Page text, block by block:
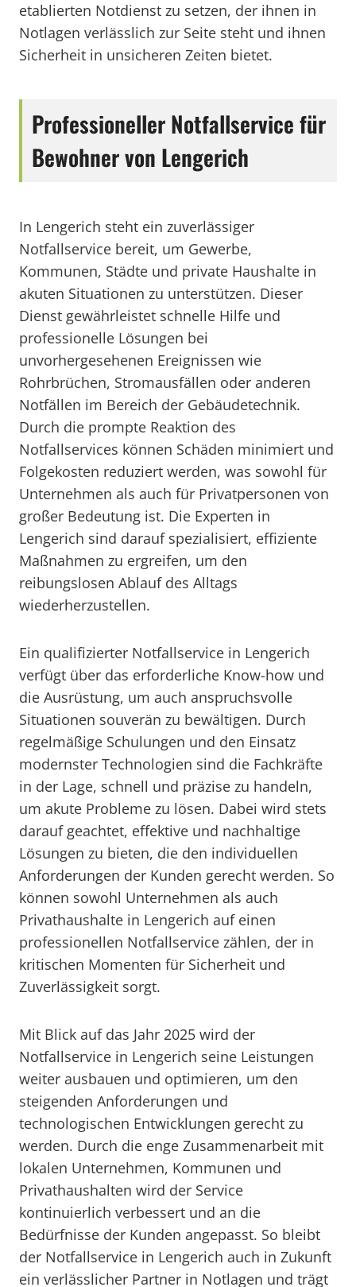
etablierten Notdienst zu setzen, der ihnen in
Notlagen verlässlich zur Seite steht und ihnen
Sicherheit in unsicheren Zeiten bietet.
Professioneller Notfallservice für
Bewohner von Lengerich
In Lengerich steht ein zuverlässiger
Notfallservice bereit, um Gewerbe,
Kommunen, Städte und private Haushalte in
akuten Situationen zu unterstützen. Dieser
Dienst gewährleistet schnelle Hilfe und
professionelle Lösungen bei
unvorhergesehenen Ereignissen wie
Rohrbrüchen, Stromausfällen oder anderen
Notfällen im Bereich der Gebäudetechnik.
Durch die prompte Reaktion des
Notfallservices können Schäden minimiert und
Folgekosten reduziert werden, was sowohl für
Unternehmen als auch für Privatpersonen von
großer Bedeutung ist. Die Experten in
Lengerich sind darauf spezialisiert, effiziente
Maßnahmen zu ergreifen, um den
reibungslosen Ablauf des Alltags
wiederherzustellen.
Ein qualifizierter Notfallservice in Lengerich
verfügt über das erforderliche Know-how und
die Ausrüstung, um auch anspruchsvolle
Situationen souverän zu bewältigen. Durch
regelmäßige Schulungen und den Einsatz
modernster Technologien sind die Fachkräfte
in der Lage, schnell und präzise zu handeln,
um akute Probleme zu lösen. Dabei wird stets
darauf geachtet, effektive und nachhaltige
Lösungen zu bieten, die den individuellen
Anforderungen der Kunden gerecht werden. So
können sowohl Unternehmen als auch
Privathaushalte in Lengerich auf einen
professionellen Notfallservice zählen, der in
kritischen Momenten für Sicherheit und
Zuverlässigkeit sorgt.
Mit Blick auf das Jahr 2025 wird der
Notfallservice in Lengerich seine Leistungen
weiter ausbauen und optimieren, um den
steigenden Anforderungen und
technologischen Entwicklungen gerecht zu
werden. Durch die enge Zusammenarbeit mit
lokalen Unternehmen, Kommunen und
Privathaushalten wird der Service
kontinuierlich verbessert und an die
Bedürfnisse der Kunden angepasst. So bleibt
der Notfallservice in Lengerich auch in Zukunft
ein verlässlicher Partner in Notlagen und trägt